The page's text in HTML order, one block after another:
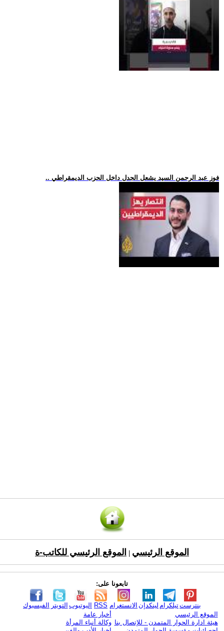
.. فوز عبد الرحمن السيد يشعل الجدل داخل الحزب الديمقراطي
الموقع الرئيسي الموقع الرئيسي للكاتب-ة
تابعونا على:
الفيسبوك التويتر اليوتيوب RSS الانستغرام لينكدإن تيلكرامبنترست
الموقع الرئيسي
هيئة ادارة الحوار المتمدن - للإتصال بنا
أخبار عامة
وكالة أنباء المرأة